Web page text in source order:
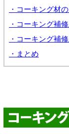
・コーキング材
・コーキング補
・コーキング補
・まとめ